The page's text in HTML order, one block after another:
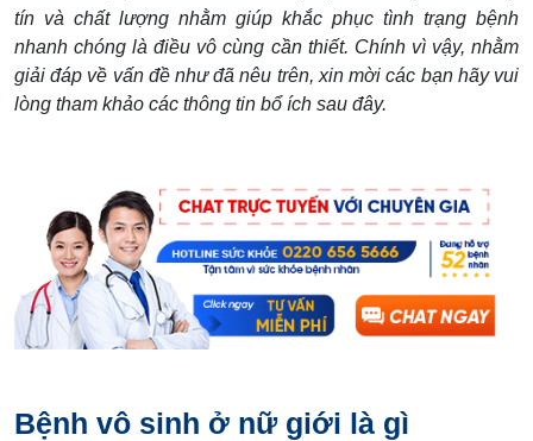
tín và chất lượng nhằm giúp khắc phục tình trạng bệnh
nhanh chóng là điều vô cùng cần thiết. Chính vì vậy, nhằm
giải đáp về vấn đề như đã nêu trên, xin mời các bạn hãy vui
lòng tham khảo các thông tin bổ ích sau đây.
Bệnh vô sinh ở nữ giới là gì